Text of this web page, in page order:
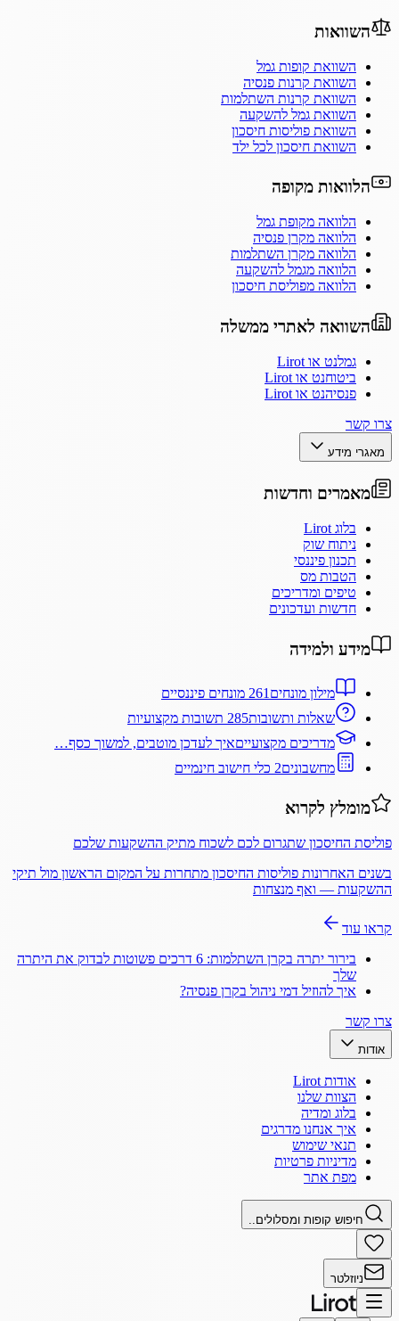
השוואות
השוואת קופות גמל
השוואת קרנות פנסיה
השוואת קרנות השתלמות
השוואת גמל להשקעה
השוואת פוליסות חיסכון
השוואת חיסכון לכל ילד
הלוואות מקופה
הלוואה מקופת גמל
הלוואה מקרן פנסיה
הלוואה מקרן השתלמות
הלוואה מגמל להשקעה
הלוואה מפוליסת חיסכון
השוואה לאתרי ממשלה
גמלנט או Lirot
ביטוחנט או Lirot
פנסיהנט או Lirot
צרו קשר
מאגרי מידע
מאמרים וחדשות
בלוג Lirot
ניתוח שוק
תכנון פיננסי
הטבות מס
טיפים ומדריכים
חדשות ועדכונים
מידע ולמידה
מילון מונחים 261 מונחים פיננסיים
שאלות ותשובות285 תשובות מקצועיות
מדריכים מקצועייםאיך לעדכן מוטבים, למשוך כסף…
מחשבונים2 כלי חישוב חינמיים
מומלץ לקרוא
פוליסת החיסכון שתגרום לכם לשכוח מתיק ההשקעות שלכם
בשנים האחרונות פוליסות החיסכון מתחרות על המקום הראשון מול תיקי
ההשקעות — ואף מנצחות
קראו עוד
בירור יתרה בקרן השתלמות: 6 דרכים פשוטות לבדוק את היתרה
שלך
איך להוזיל דמי ניהול בקרן פנסיה?
צרו קשר
אודות
אודות Lirot
הצוות שלנו
בלוג ומדיה
איך אנחנו מדרגים
תנאי שימוש
מדיניות פרטיות
מפת אתר
חיפוש קופות ומסלולים..
ניוזלטר